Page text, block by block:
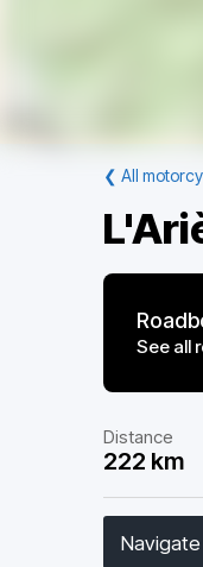
❮ All
See all
Distance
222 km
Navigate